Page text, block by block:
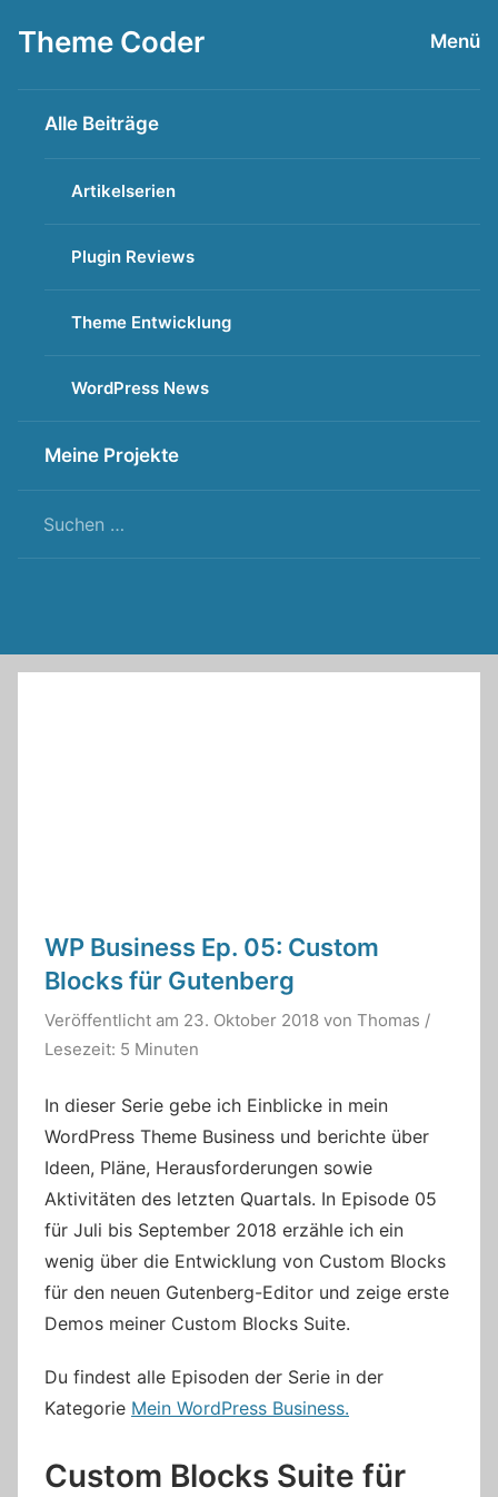
Inhalt
Theme Coder Menü
Alle Beiträge
Artikelserien
Plugin Reviews
Theme Entwicklung
WordPress News
Meine Projekte
WP Business Ep. 05: Custom
Blocks für Gutenberg
Veröffentlicht am 23. Oktober 2018 von Thomas /
Lesezeit: 5 Minuten
In dieser Serie gebe ich Einblicke in mein
WordPress Theme Business und berichte über
Ideen, Pläne, Herausforderungen sowie
Aktivitäten des letzten Quartals. In Episode 05
für Juli bis September 2018 erzähle ich ein
wenig über die Entwicklung von Custom Blocks
für den neuen Gutenberg-Editor und zeige erste
Demos meiner Custom Blocks Suite.
Du findest alle Episoden der Serie in der
Kategorie Mein WordPress Business.
Custom Blocks Suite für